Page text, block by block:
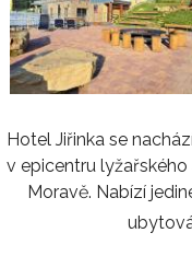
Hotel Jiřinka se
v epicentru
Moravě. Nabízí